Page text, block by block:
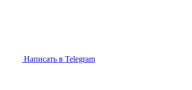
Написать в Telegram